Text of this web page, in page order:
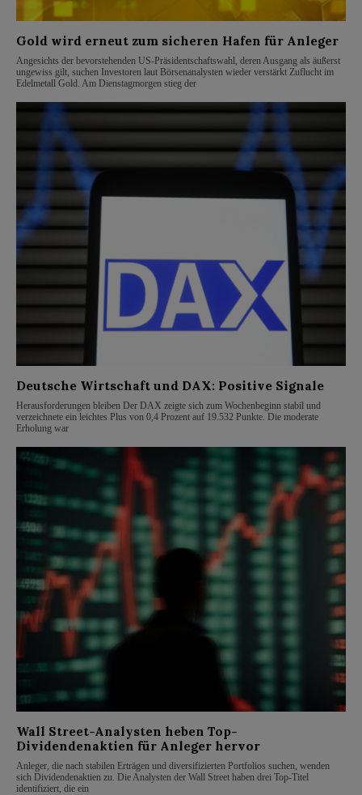
Gold wird erneut zum sicheren Hafen für Anleger
Angesichts der bevorstehenden US-Präsidentschaftswahl, deren Ausgang als äußerst
ungewiss gilt, suchen Investoren laut Börsenanalysten wieder verstärkt Zuflucht im
Edelmetall Gold. Am Dienstagmorgen stieg der
Deutsche Wirtschaft und DAX: Positive Signale
Herausforderungen bleiben Der DAX zeigte sich zum Wochenbeginn stabil und
verzeichnete ein leichtes Plus von 0,4 Prozent auf 19.532 Punkte. Die moderate
Erholung war
Wall Street-Analysten heben Top-
Dividendenaktien für Anleger hervor
Anleger, die nach stabilen Erträgen und diversifizierten Portfolios suchen, wenden
sich Dividendenaktien zu. Die Analysten der Wall Street haben drei Top-Titel
identifiziert, die ein